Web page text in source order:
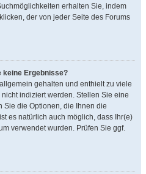
erhalten Sie, indem
der von jeder Seite des Forums
keine Ergebnisse?
gehalten und enthielt zu viele
indiziert werden. Stellen Sie eine
Sie die Optionen, die Ihnen die
es natürlich auch möglich, dass Ihr(e)
verwendet wurden. Prüfen Sie ggf.